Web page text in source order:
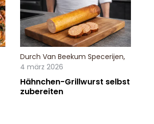
Durch Van Beekum Specerijen,
4 märz 2026
Hähnchen-Grillwurst selbst
zubereiten